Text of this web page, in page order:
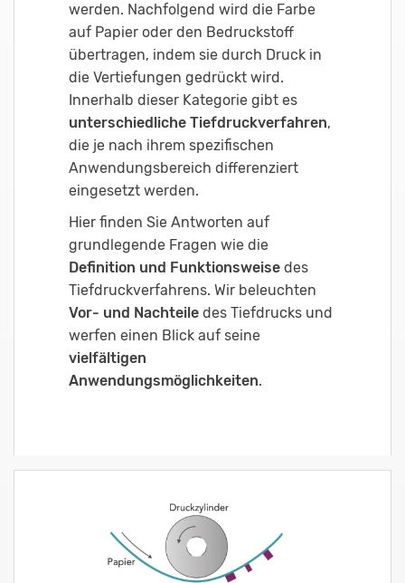
werden. Nachfolgend wird die Farbe
auf Papier oder den Bedruckstoff
übertragen, indem sie durch Druck in
die Vertiefungen gedrückt wird.
Innerhalb dieser Kategorie gibt es
unterschiedliche Tiefdruckverfahren,
die je nach ihrem spezifischen
Anwendungsbereich differenziert
eingesetzt werden.
Hier finden Sie Antworten auf
grundlegende Fragen wie die
Definition und Funktionsweise des
Tiefdruckverfahrens. Wir beleuchten
Vor- und Nachteile des Tiefdrucks und
werfen einen Blick auf seine
vielfältigen
Anwendungsmöglichkeiten.